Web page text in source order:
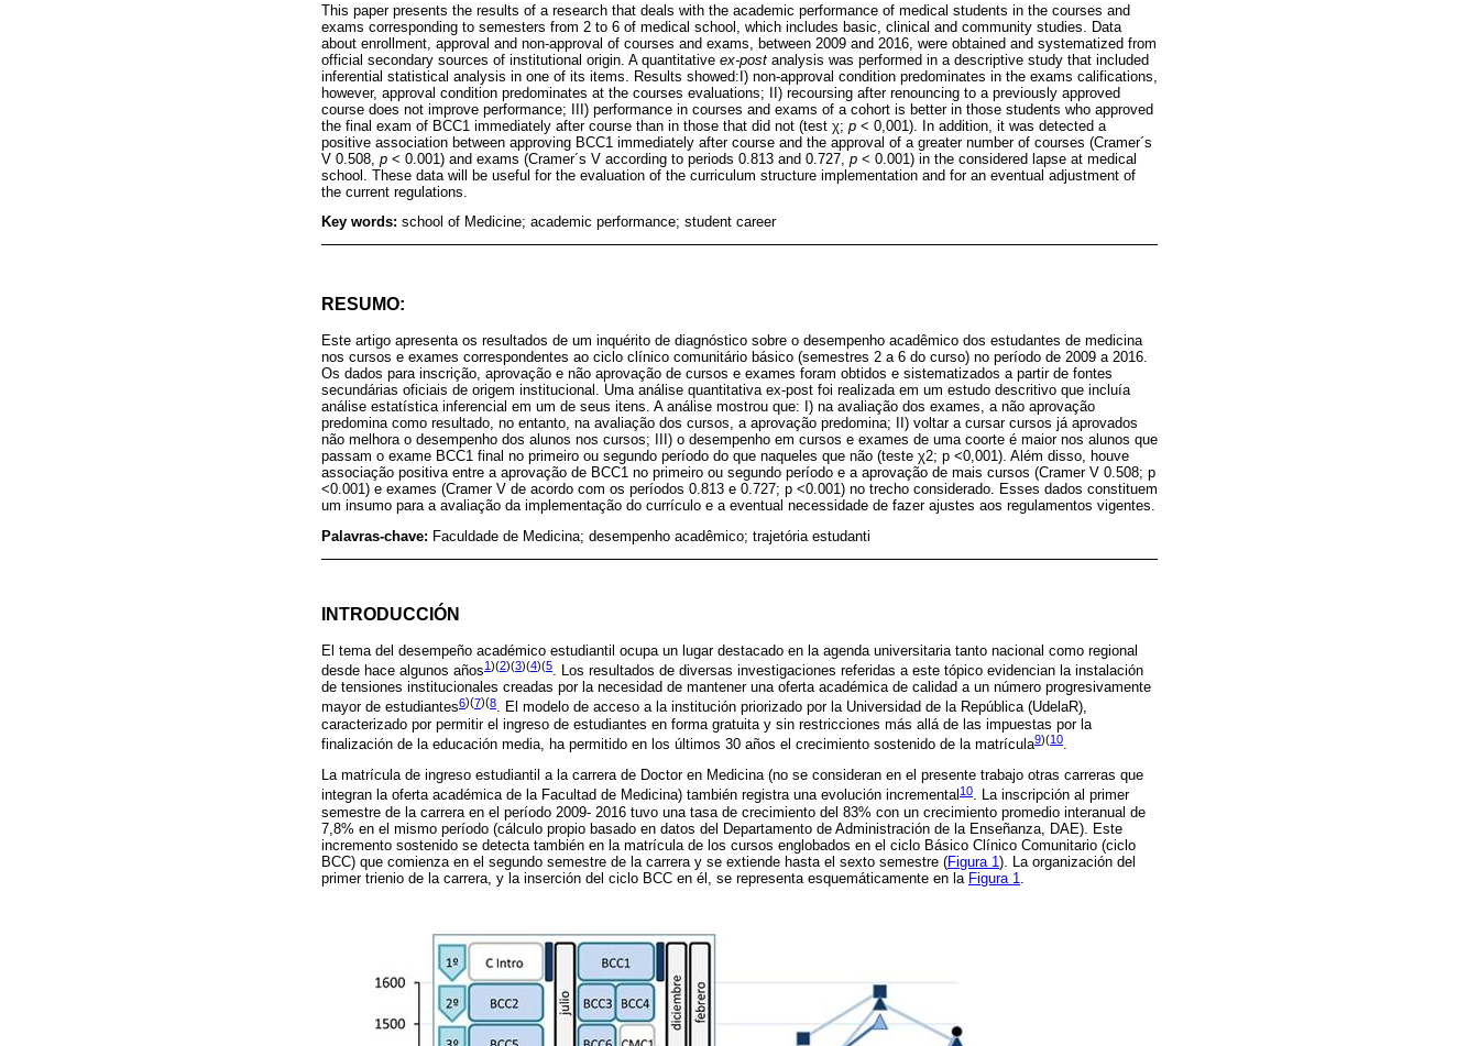
This paper presents the results of a research that deals with the academic performance of medical students in the courses and
exams corresponding to semesters from 2 to 6 of medical school, which includes basic, clinical and community studies. Data
about enrollment, approval and non-approval of courses and exams, between 2009 and 2016, were obtained and systematized from
official secondary sources of institutional origin. A quantitative ex-post analysis was performed in a descriptive study that included
inferential statistical analysis in one of its items. Results showed:I) non-approval condition predominates in the exams califications,
however, approval condition predominates at the courses evaluations; II) recoursing after renouncing to a previously approved
course does not improve performance; III) performance in courses and exams of a cohort is better in those students who approved
the final exam of BCC1 immediately after course than in those that did not (test χ; p < 0,001). In addition, it was detected a
positive association between approving BCC1 immediately after course and the approval of a greater number of courses (Cramer´s
V 0.508, p < 0.001) and exams (Cramer´s V according to periods 0.813 and 0.727, p < 0.001) in the considered lapse at medical
school. These data will be useful for the evaluation of the curriculum structure implementation and for an eventual adjustment of
the current regulations.
Key words: school of Medicine; academic performance; student career
RESUMO:
Este artigo apresenta os resultados de um inquérito de diagnóstico sobre o desempenho acadêmico dos estudantes de medicina
nos cursos e exames correspondentes ao ciclo clínico comunitário básico (semestres 2 a 6 do curso) no período de 2009 a 2016.
Os dados para inscrição, aprovação e não aprovação de cursos e exames foram obtidos e sistematizados a partir de fontes
secundárias oficiais de origem institucional. Uma análise quantitativa ex-post foi realizada em um estudo descritivo que incluía
análise estatística inferencial em um de seus itens. A análise mostrou que: I) na avaliação dos exames, a não aprovação
predomina como resultado, no entanto, na avaliação dos cursos, a aprovação predomina; II) voltar a cursar cursos já aprovados
não melhora o desempenho dos alunos nos cursos; III) o desempenho em cursos e exames de uma coorte é maior nos alunos que
passam o exame BCC1 final no primeiro ou segundo período do que naqueles que não (teste χ2; p <0,001). Além disso, houve
associação positiva entre a aprovação de BCC1 no primeiro ou segundo período e a aprovação de mais cursos (Cramer V 0.508; p
<0.001) e exames (Cramer V de acordo com os períodos 0.813 e 0.727; p <0.001) no trecho considerado. Esses dados constituem
um insumo para a avaliação da implementação do currículo e a eventual necessidade de fazer ajustes aos regulamentos vigentes.
Palavras-chave: Faculdade de Medicina; desempenho acadêmico; trajetória estudanti
INTRODUCCIÓN
El tema del desempeño académico estudiantil ocupa un lugar destacado en la agenda universitaria tanto nacional como regional
desde hace algunos años1)(2)(3)(4)(5. Los resultados de diversas investigaciones referidas a este tópico evidencian la instalación
de tensiones institucionales creadas por la necesidad de mantener una oferta académica de calidad a un número progresivamente
mayor de estudiantes6)(7)(8. El modelo de acceso a la institución priorizado por la Universidad de la República (UdelaR),
caracterizado por permitir el ingreso de estudiantes en forma gratuita y sin restricciones más allá de las impuestas por la
finalización de la educación media, ha permitido en los últimos 30 años el crecimiento sostenido de la matrícula9)(10.
La matrícula de ingreso estudiantil a la carrera de Doctor en Medicina (no se consideran en el presente trabajo otras carreras que
integran la oferta académica de la Facultad de Medicina) también registra una evolución incremental 10. La inscripción al primer
semestre de la carrera en el período 2009- 2016 tuvo una tasa de crecimiento del 83% con un crecimiento promedio interanual de
7,8% en el mismo período (cálculo propio basado en datos del Departamento de Administración de la Enseñanza, DAE). Este
incremento sostenido se detecta también en la matrícula de los cursos englobados en el ciclo Básico Clínico Comunitario (ciclo
BCC) que comienza en el segundo semestre de la carrera y se extiende hasta el sexto semestre (Figura 1). La organización del
primer trienio de la carrera, y la inserción del ciclo BCC en él, se representa esquemáticamente en la Figura 1